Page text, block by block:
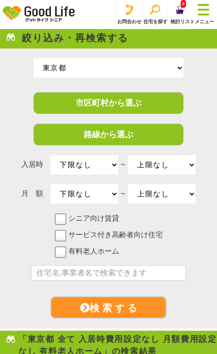
お問合わせ 住宅を探す
0
検討リスト メニュー
絞り込み・再検索する
市区町村から選ぶ
路線から選ぶ
入居時 〜
月 額 〜
シニア向け賃貸
サービス付き高齢者向け住宅
有料老人ホーム
検 索 す る
「東京都 全て 入居時費用設定なし 月額費用設定
なし 有料老人ホーム」の検索結果